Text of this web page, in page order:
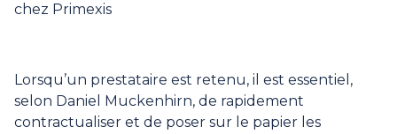
chez Primexis
Lorsqu’un prestataire est retenu, il est essentiel,
selon Daniel Muckenhirn, de rapidement
contractualiser et de poser sur le papier les